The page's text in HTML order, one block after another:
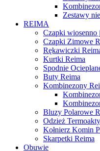
Zestawy
REIMA
Czapki wiosenno
Czapki Zimowe
Rękawiczki
Kurtki Reima
Spodnie
Buty Reima
Kombinezony
Bluzy Polarowe
Odzież
Kołnierz Komin
Skarpetki Reima
Obuwie